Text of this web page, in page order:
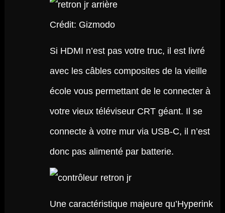
Crédit: Gizmodo
Si HDMI n’est pas votre truc, il est livré
avec les câbles composites de la vieille
école vous permettant de le connecter à
votre vieux téléviseur CRT géant. Il se
connecte à votre mur via USB-C, il n’est
donc pas alimenté par batterie.
Une caractéristique majeure qu’Hyperink